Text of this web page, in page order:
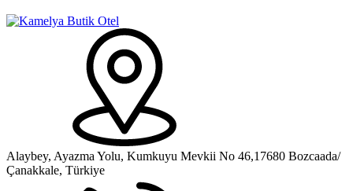
Alaybey, Ayazma Yolu, Kumkuyu Mevkii No 46,17680 Bozcaada/
Çanakkale, Türkiye